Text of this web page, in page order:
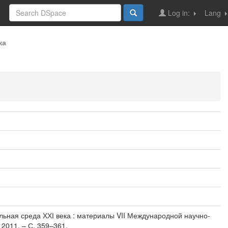
Lang
Log in:
среда ХХІ века : материалы VII Международной научно-
2011. – С. 359–361.